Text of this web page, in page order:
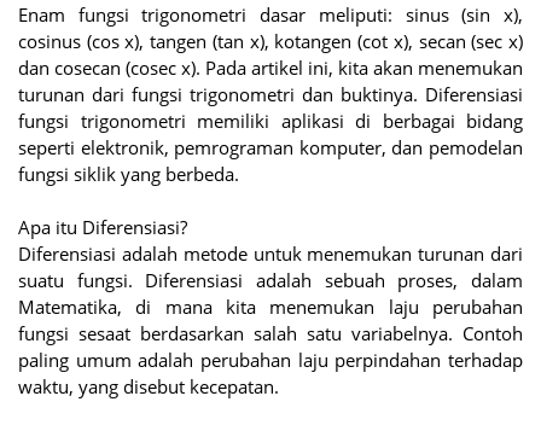
Enam fungsi trigonometri dasar meliputi: sinus (sin x),
cosinus (cos x), tangen (tan x), kotangen (cot x), secan (sec x)
dan cosecan (cosec x). Pada artikel ini, kita akan menemukan
turunan dari fungsi trigonometri dan buktinya. Diferensiasi
fungsi trigonometri memiliki aplikasi di berbagai bidang
seperti elektronik, pemrograman komputer, dan pemodelan
fungsi siklik yang berbeda.
Apa itu Diferensiasi?
Diferensiasi adalah metode untuk menemukan turunan dari
suatu fungsi. Diferensiasi adalah sebuah proses, dalam
Matematika, di mana kita menemukan laju perubahan
fungsi sesaat berdasarkan salah satu variabelnya. Contoh
paling umum adalah perubahan laju perpindahan terhadap
waktu, yang disebut kecepatan.